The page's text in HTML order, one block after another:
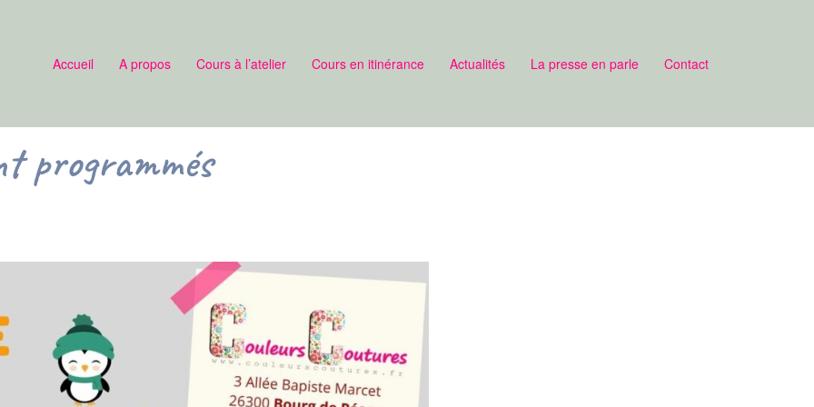
Accueil
A propos Cours à l’atelier Cours en itinérance Actualités La presse en parle Contact
programmés